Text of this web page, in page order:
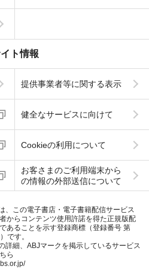
ト情報
提供事業者等に関する表示
健全なサービスに向けて
Cookieの利用について
お客さまのご利用端末から
の情報の外部送信について
、この電子書店・電子書籍配信サービス
からコンテンツ使用許諾を得た正規版配
あることを示す登録商標（登録番号 第
です。
詳細、ABJマークを掲示しているサービス
ら